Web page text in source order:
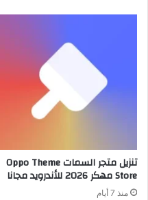
تنزيل متجر السمات Oppo Theme
Store مهكر 2026 للأندرويد مجانا
منذ 7 أيام